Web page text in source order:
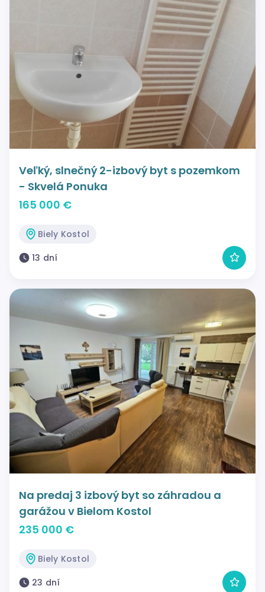
Veľký, slnečný 2-izbový byt s pozemkom
- Skvelá Ponuka
165 000 €
Biely Kostol
13 dní
Na predaj 3 izbový byt so záhradou a
garážou v Bielom Kostol
235 000 €
Biely Kostol
23 dní